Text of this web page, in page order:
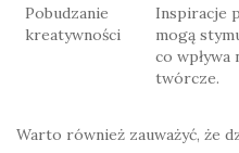
Pobudzanie
kreatywności
Inspiracje
mogą
co
twórcze.
Warto również zauważyć, że